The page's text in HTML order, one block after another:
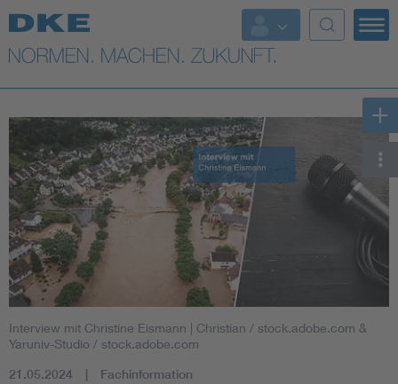
Top-Themen
VDE Fokusthemen
Digital Security
Energy
Health
Industry
Living
Interview mit Christine Eismann | Christian / stock.adobe.com &
Yaruniv-Studio / stock.adobe.com
21.05.2024 Fachinformation